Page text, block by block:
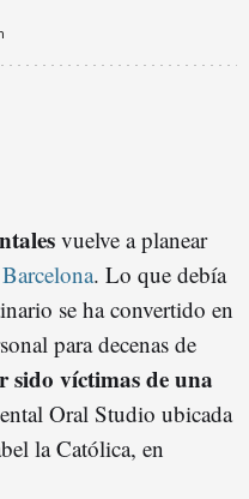
vuelve a planear
. Lo que debía
se ha convertido en
para decenas de
sido víctimas de una
Oral Studio ubicada
la Católica, en